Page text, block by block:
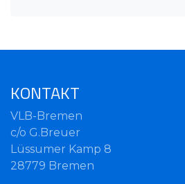
KONTAKT
VLB-Bremen
c/o G.Breuer
Lüssumer Kamp 8
28779 Bremen